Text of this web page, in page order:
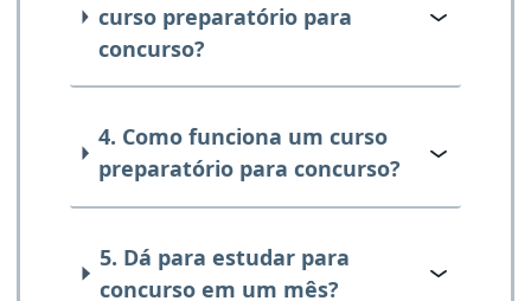
curso preparatório para
concurso?
4. Como funciona um curso
preparatório para concurso?
5. Dá para estudar para
concurso em um mês?